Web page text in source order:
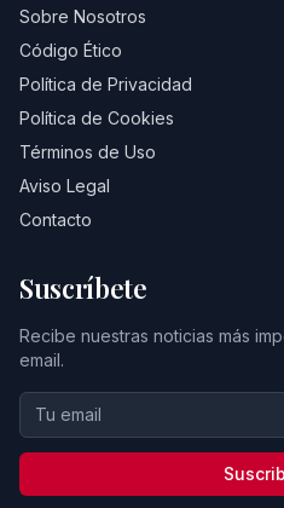
Sobre Nosotros
Código Ético
Política de Privacidad
Política de Cookies
Términos de Uso
Aviso Legal
Contacto
Suscríbete
Recibe nuestras noticias más
email.